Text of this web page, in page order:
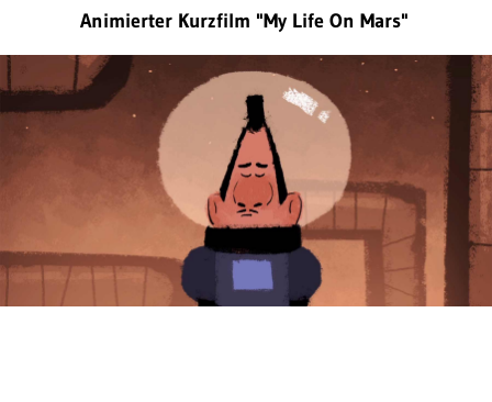
Animierter Kurzfilm "My Life On Mars"